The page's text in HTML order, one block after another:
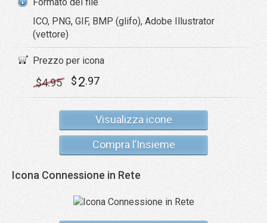
ICO, PNG, GIF, BMP (glifo), Adobe Illustrator
(vettore)
Prezzo per icona
$4.95 $2.97
Visualizza icone
Compra l’Insieme
Icona Connessione in Rete